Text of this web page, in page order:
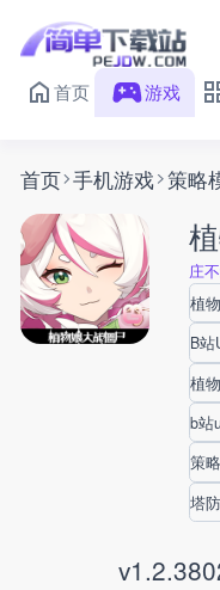
首页 游戏
首页 手机游戏 策略
庄
植
B
植
b站
策
塔
v1.2.3